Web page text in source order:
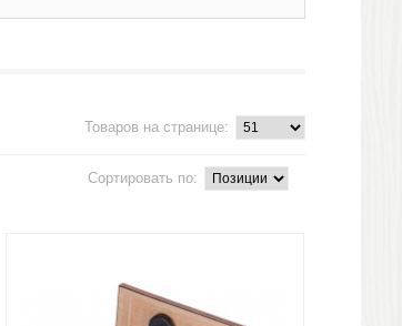
Товаров на странице:
Сортировать по: